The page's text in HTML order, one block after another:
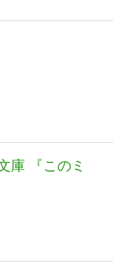
庫 『このミ